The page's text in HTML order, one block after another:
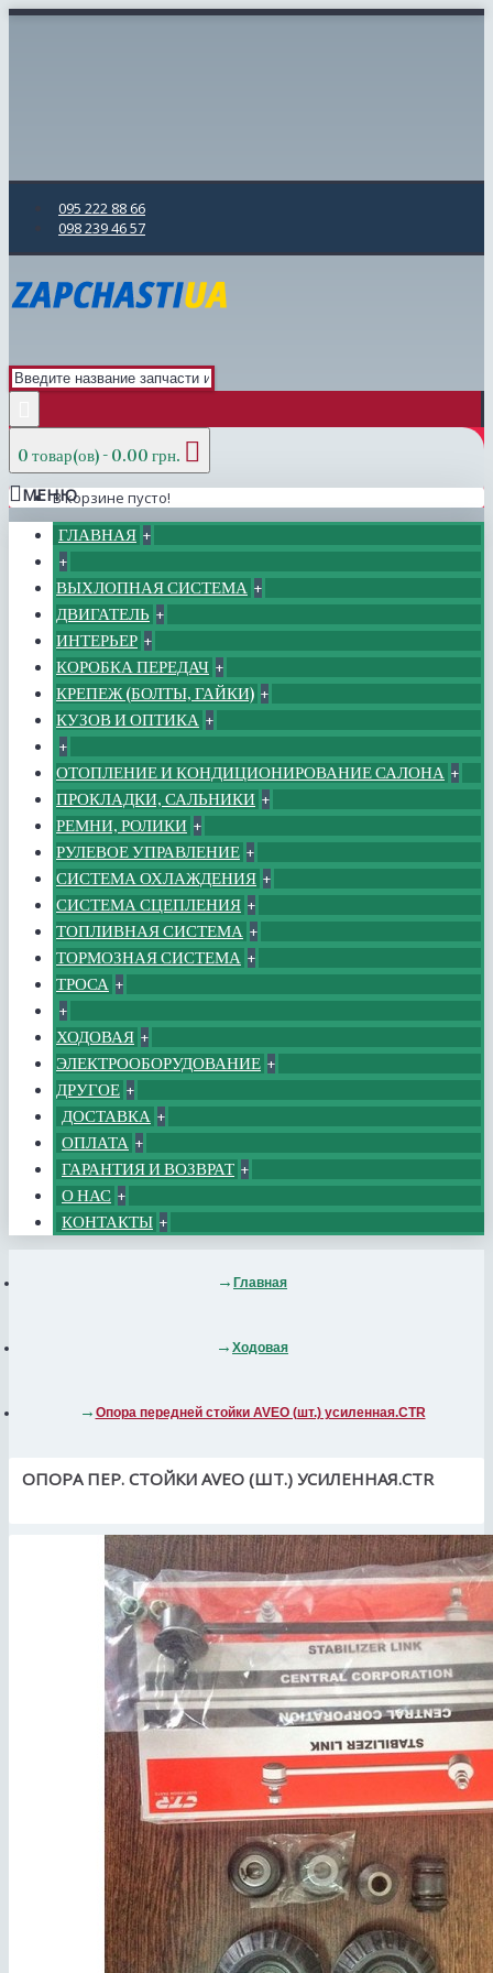
095 222 88 66
098 239 46 57
0 товар(ов) - 0.00 грн.
В корзине пусто!
МЕНЮ
ГЛАВНАЯ +
+
ВЫХЛОПНАЯ СИСТЕМА +
ДВИГАТЕЛЬ +
ИНТЕРЬЕР +
КОРОБКА ПЕРЕДАЧ +
КРЕПЕЖ (БОЛТЫ, ГАЙКИ) +
КУЗОВ И ОПТИКА +
+
ОТОПЛЕНИЕ И КОНДИЦИОНИРОВАНИЕ САЛОНА +
ПРОКЛАДКИ, САЛЬНИКИ +
РЕМНИ, РОЛИКИ +
РУЛЕВОЕ УПРАВЛЕНИЕ +
СИСТЕМА ОХЛАЖДЕНИЯ +
СИСТЕМА СЦЕПЛЕНИЯ +
ТОПЛИВНАЯ СИСТЕМА +
ТОРМОЗНАЯ СИСТЕМА +
ТРОСА +
+
ХОДОВАЯ +
ЭЛЕКТРООБОРУДОВАНИЕ +
ДРУГОЕ +
ДОСТАВКА +
ОПЛАТА +
ГАРАНТИЯ И ВОЗВРАТ +
О НАС +
КОНТАКТЫ +
Главная
Ходовая
Опора передней стойки AVEO (шт.) усиленная.CTR
ОПОРА ПЕР. СТОЙКИ AVEO (ШТ.) УСИЛЕННАЯ.CTR